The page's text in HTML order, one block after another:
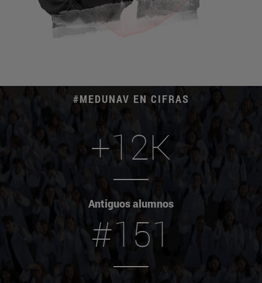
#MEDUNAV EN CIFRAS
+12K
Antiguos alumnos
#151